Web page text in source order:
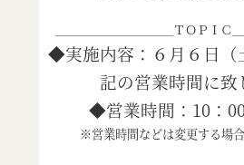
＿＿＿＿＿＿＿＿＿＿ＴＯＰＩＣ
◆実施内容： ６月６日
記の営業時間に致
◆営業時間：10：
※営業時間などは変更する場合